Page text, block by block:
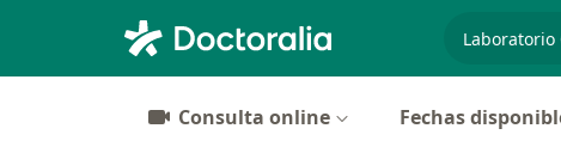
Consulta online Fechas